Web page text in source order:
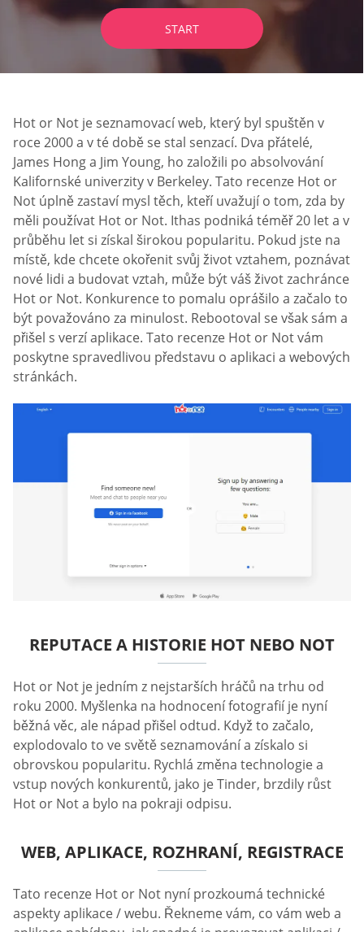
START
Hot or Not je seznamovací web, který byl spuštěn v
roce 2000 a v té době se stal senzací. Dva přátelé,
James Hong a Jim Young, ho založili po absolvování
Kalifornské univerzity v Berkeley. Tato recenze Hot or
Not úplně zastaví mysl těch, kteří uvažují o tom, zda by
měli používat Hot or Not. Ithas podniká téměř 20 let a v
průběhu let si získal širokou popularitu. Pokud jste na
místě, kde chcete okořenit svůj život vztahem, poznávat
nové lidi a budovat vztah, může být váš život zachránce
Hot or Not. Konkurence to pomalu oprášilo a začalo to
být považováno za minulost. Rebootoval se však sám a
přišel s verzí aplikace. Tato recenze Hot or Not vám
poskytne spravedlivou představu o aplikaci a webových
stránkách.
REPUTACE A HISTORIE HOT NEBO NOT
Hot or Not je jedním z nejstarších hráčů na trhu od
roku 2000. Myšlenka na hodnocení fotografií je nyní
běžná věc, ale nápad přišel odtud. Když to začalo,
explodovalo to ve světě seznamování a získalo si
obrovskou popularitu. Rychlá změna technologie a
vstup nových konkurentů, jako je Tinder, brzdily růst
Hot or Not a bylo na pokraji odpisu.
WEB, APLIKACE, ROZHRANÍ, REGISTRACE
Tato recenze Hot or Not nyní prozkoumá technické
aspekty aplikace / webu. Řekneme vám, co vám web a